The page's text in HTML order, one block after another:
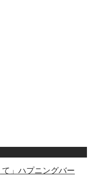
て」ハプニングバー